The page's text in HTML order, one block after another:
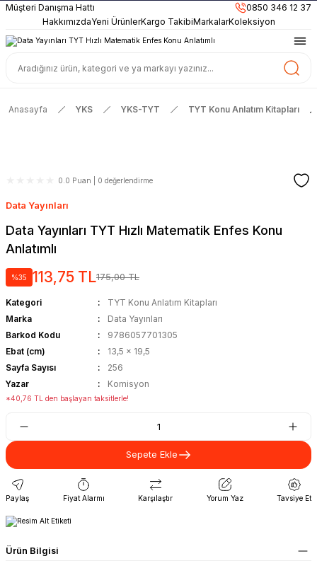
899TLve Üzeri Alışverişlerinizde
KARGO BEDAVA
Güncel ve Sınav Odaklı Kaynaklar
HakkımızdaYeni ÜrünlerKargo TakibiMarkalarKoleksiyon
Müşteri Danışma Hattı 0850 346 12 37
Anasayfa YKS YKS-TYT TYT Konu Anlatım Kitapları
0.0 Puan | 0 değerlendirme
Data Yayınları
Data Yayınları TYT Hızlı Matematik Enfes Konu
Anlatımlı
%35 113,75 TL175,00 TL
Kategori
TYT Konu Anlatım Kitapları
Marka
Data Yayınları
Barkod Kodu
9786057701305
Ebat (cm)
13,5 x 19,5
Sayfa Sayısı
256
Yazar
Komisyon
*40,76 TL den başlayan taksitlerle!
Sepete Ekle
Paylaş Fiyat Alarmı Karşılaştır Yorum Yaz Tavsiye Et
Ürün Bilgisi